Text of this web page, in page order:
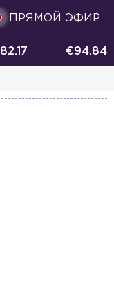
ПРЯМОЙ ЭФИР
82.17 €94.84